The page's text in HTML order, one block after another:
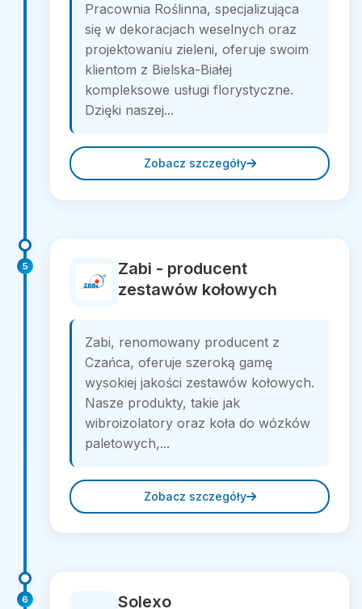
Pracownia Roślinna, specjalizująca
się w dekoracjach weselnych oraz
projektowaniu zieleni, oferuje swoim
klientom z Bielska-Białej
kompleksowe usługi florystyczne.
Dzięki naszej...
Zobacz szczegóły
5
Zabi - producent
zestawów kołowych
Zabi, renomowany producent z
Czańca, oferuje szeroką gamę
wysokiej jakości zestawów kołowych.
Nasze produkty, takie jak
wibroizolatory oraz koła do wózków
paletowych,...
Zobacz szczegóły
6 Solexo